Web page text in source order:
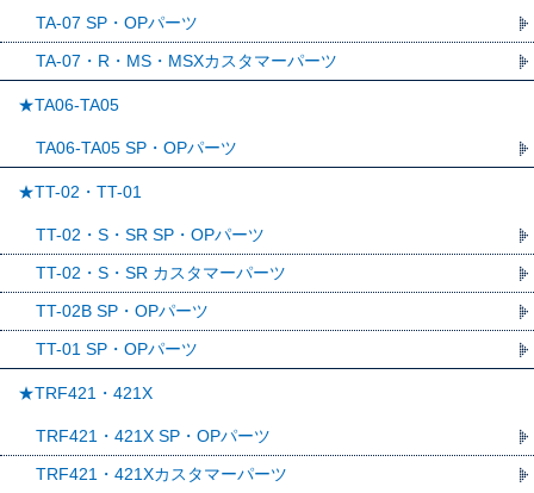
TA-07 SP・OPパーツ
TA-07・R・MS・MSXカスタマーパーツ
★TA06-TA05
TA06-TA05 SP・OPパーツ
★TT-02・TT-01
TT-02・S・SR SP・OPパーツ
TT-02・S・SR カスタマーパーツ
TT-02B SP・OPパーツ
TT-01 SP・OPパーツ
★TRF421・421X
TRF421・421X SP・OPパーツ
TRF421・421Xカスタマーパーツ